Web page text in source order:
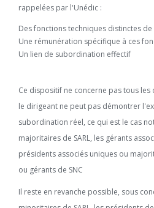
rappelées par l'Unédic :
Des fonctions techniques distinctes
Une rémunération spécifique à ces
Un lien de subordination effectif
Ce dispositif ne concerne pas tous
le dirigeant ne peut pas démontrer
subordination réel, ce qui est le cas
majoritaires de SARL, les gérants
présidents associés uniques ou
ou gérants de SNC
Il reste en revanche possible, sous